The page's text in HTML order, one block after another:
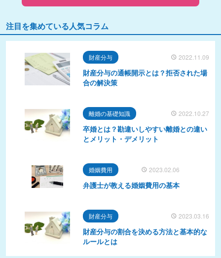
注目を集めている人気コラム
財産分与 2022.11.09
財産分与の通帳開示とは？拒否された場
合の解決策
離婚の基礎知識 2022.10.27
卒婚とは？勘違いしやすい離婚との違い
とメリット・デメリット
婚姻費用 2023.02.06
弁護士が教える婚姻費用の基本
財産分与 2023.03.16
財産分与の割合を決める方法と基本的な
ルールとは